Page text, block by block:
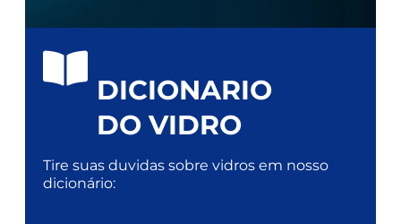
DICIONARIO
DO VIDRO
Tire suas duvidas sobre vidros em nosso
dicionário: